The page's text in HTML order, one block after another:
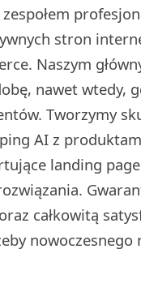
zespołem
stron
Naszym
nawet wtedy,
Tworzymy
AI z
landing
całkowitą